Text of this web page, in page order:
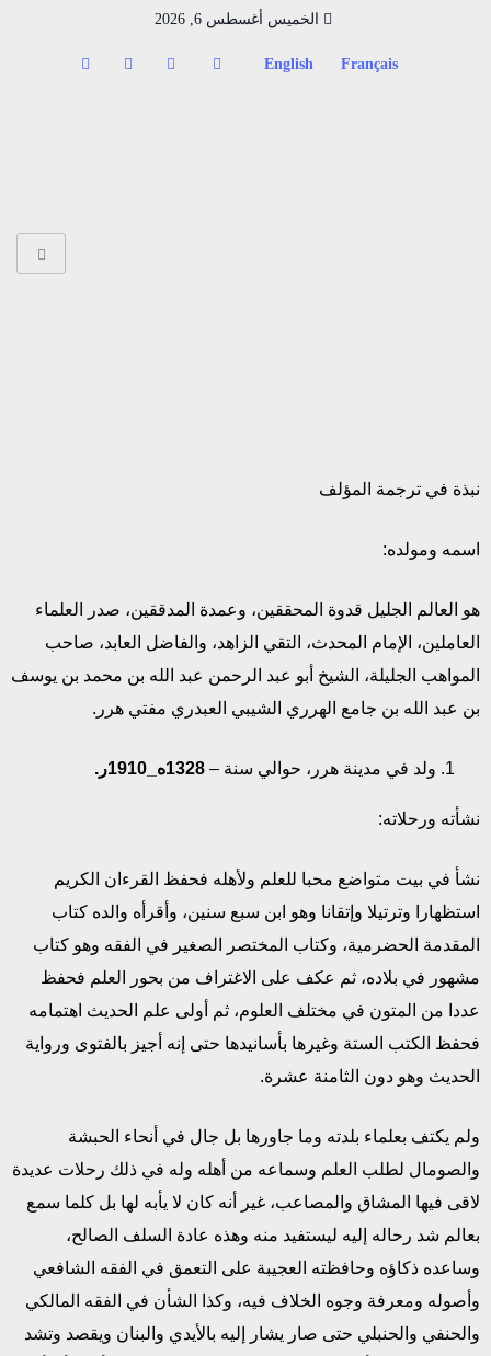
الخميس أغسطس 6, 2026
Français
English
نبذة في ترجمة المؤلف
اسمه ومولده:
هو العالم الجليل قدوة المحققين، وعمدة المدققين، صدر العلماء
العاملين، الإمام المحدث، التقي الزاهد، والفاضل العابد، صاحب
المواهب الجليلة، الشيخ أبو عبد الرحمن عبد الله بن محمد بن يوسف
بن عبد الله بن جامع الهرري الشيبي العبدري مفتي هرر.
ولد في مدينة هرر، حوالي سنة – 1328ه_1910ر.
نشأته ورحلاته:
نشأ في بيت متواضع محبا للعلم ولأهله فحفظ القرءان الكريم
استظهارا وترتيلا وإتقانا وهو ابن سبع سنين، وأقرأه والده كتاب
المقدمة الحضرمية، وكتاب المختصر الصغير في الفقه وهو كتاب
مشهور في بلاده، ثم عكف على الاغتراف من بحور العلم فحفظ
عددا من المتون في مختلف العلوم، ثم أولى علم الحديث اهتمامه
فحفظ الكتب الستة وغيرها بأسانيدها حتى إنه أجيز بالفتوى ورواية
الحديث وهو دون الثامنة عشرة.
ولم يكتف بعلماء بلدته وما جاورها بل جال في أنحاء الحبشة
والصومال لطلب العلم وسماعه من أهله وله في ذلك رحلات عديدة
لاقى فيها المشاق والمصاعب، غير أنه كان لا يأبه لها بل كلما سمع
بعالم شد رحاله إليه ليستفيد منه وهذه عادة السلف الصالح،
وساعده ذكاؤه وحافظته العجيبة على التعمق في الفقه الشافعي
وأصوله ومعرفة وجوه الخلاف فيه، وكذا الشأن في الفقه المالكي
والحنفي والحنبلي حتى صار يشار إليه بالأيدي والبنان ويقصد وتشد